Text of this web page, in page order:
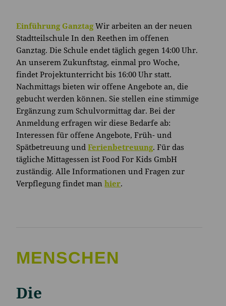
Einführung GanztagWir arbeiten an der neuen
Stadtteilschule In den Reethen im offenen
Ganztag. Die Schule endet täglich gegen 14:00 Uhr.
An unserem Zukunftstag, einmal pro Woche,
findet Projektunterricht bis 16:00 Uhr statt.
Nachmittags bieten wir offene Angebote an, die
gebucht werden können. Sie stellen eine stimmige
Ergänzung zum Schulvormittag dar. Bei der
Anmeldung erfragen wir diese Bedarfe ab:
Interessen für offene Angebote, Früh- und
Spätbetreuung undFerienbetreuung. Für das
tägliche Mittagessen ist Food For Kids GmbH
zuständig. Alle Informationen und Fragen zur
Verpflegung findet manhier.
MENSCHEN
Die